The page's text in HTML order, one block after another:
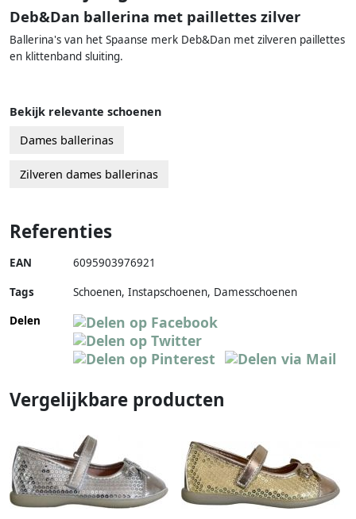
Deb&Dan ballerina met paillettes zilver
Ballerina's van het Spaanse merk Deb&Dan met zilveren paillettes
en klittenband sluiting.
Bekijk relevante schoenen
Dames ballerinas
Zilveren dames ballerinas
Referenties
EAN 6095903976921
Tags
Schoenen, Instapschoenen, Damesschoenen
Delen
Vergelijkbare producten